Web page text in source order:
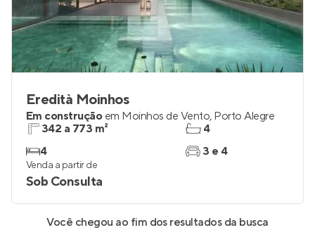
Eredità Moinhos
Em construção Moinhos de Vento ,Porto Alegre
342 a 773 m²
Venda a partir de
Sob Consulta